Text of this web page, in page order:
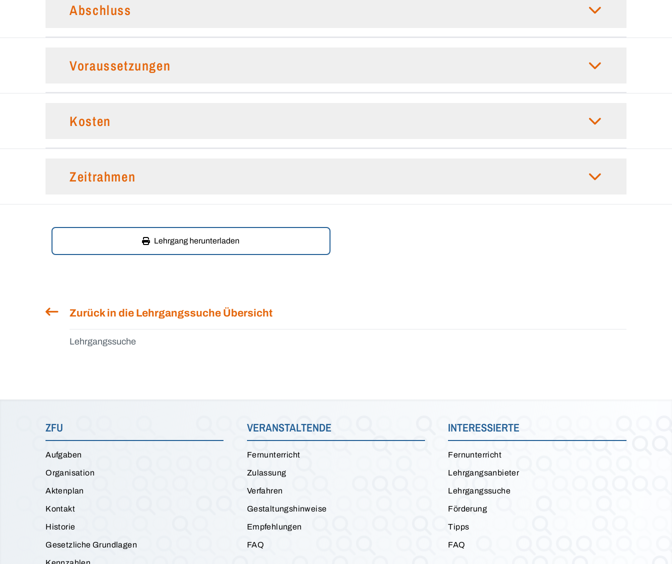
Abschluss
Voraussetzungen
Kosten
Zeitrahmen
Lehrgang herunterladen
Zurück in die Lehrgangssuche Übersicht
Lehrgangssuche
ZFU
Aufgaben
Organisation
Aktenplan
Kontakt
Historie
Gesetzliche Grundlagen
VERANSTALTENDE
Fernunterricht
Zulassung
Verfahren
Gestaltungshinweise
Empfehlungen
FAQ
INTERESSIERTE
Fernunterricht
Lehrgangsanbieter
Lehrgangssuche
Förderung
Tipps
FAQ